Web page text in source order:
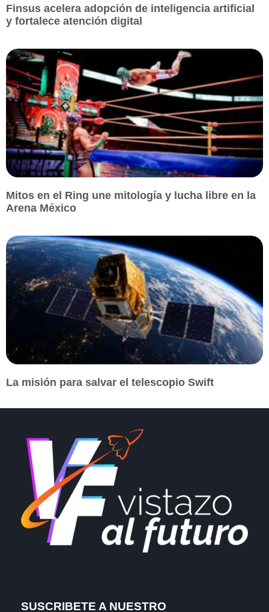
Finsus acelera adopción de inteligencia artificial
y fortalece atención digital
Mitos en el Ring une mitología y lucha libre en la
Arena México
La misión para salvar el telescopio Swift
SUSCRIBETE A NUESTRO